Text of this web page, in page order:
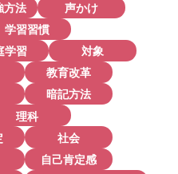
方法
声かけ
学習習慣
学習
対象
教育改革
暗記方法
理科
社会
自己肯定感